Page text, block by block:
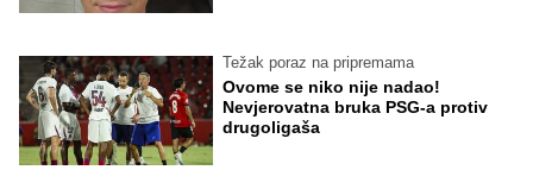
Težak poraz na pripremama
Ovome se niko nije nadao!
Nevjerovatna bruka PSG-a protiv
drugoligaša